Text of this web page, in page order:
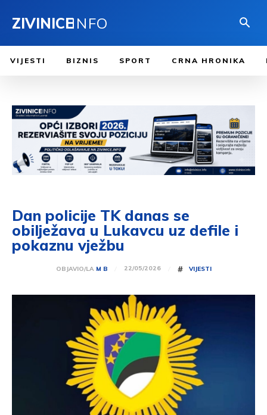
ZIVINICEINFO
VIJESTI BIZNIS SPORT CRNA HRONIKA
Dan policije TK danas se
obilježava u Lukavcu uz defile i
pokaznu vježbu
OBJAVIO/LA M B 22/05/2026 # VIJESTI